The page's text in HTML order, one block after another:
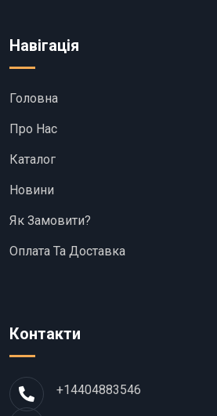
Навігація
Головна
Про Нас
Каталог
Новини
Як Замовити?
Оплата Та Доставка
Контакти
+14404883546